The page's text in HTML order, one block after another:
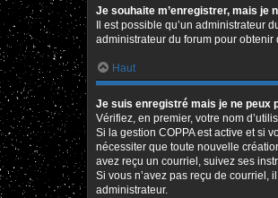
Je souhaite m’enregistrer, mais je
Il est possible qu’un administrateur
administrateur du forum pour obtenir
Haut
Je suis enregistré mais je ne peux
Vérifiez, en premier, votre nom
Si la gestion COPPA est active et si
nécessiter que toute nouvelle
avez reçu un courriel, suivez ses
Si vous n’avez pas reçu de courriel,
administrateur.